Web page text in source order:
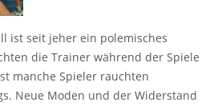
ist seit jeher ein polemisches
die Trainer während der Spiele
manche Spieler rauchten
Neue Moden und der Widerstand